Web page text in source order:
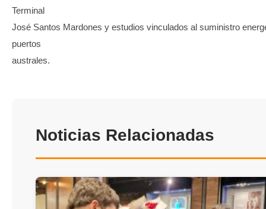
Terminal
José Santos Mardones y estudios vinculados al suministro
puertos
australes.
Noticias Relacionadas